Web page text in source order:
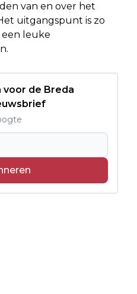
van en over het
uitgangspunt is zo
leuke
voor de Breda